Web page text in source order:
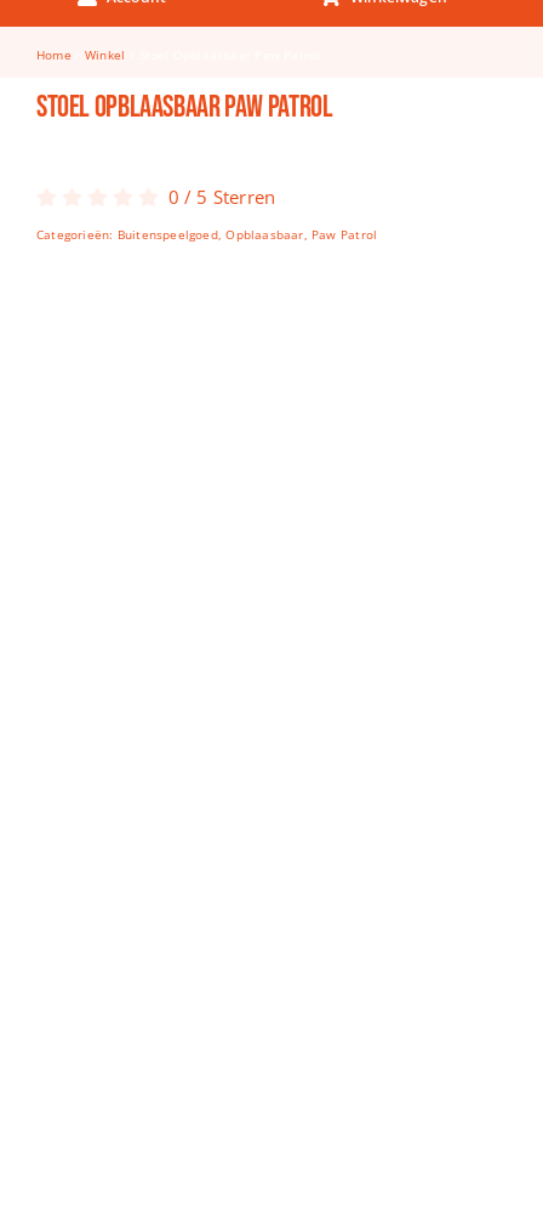
Keuken & Tafelen
Kinderfietsen
Knutselen
Spellen
Home Winkel
Stoel Opblaasbaar Paw Patrol
0 / 5 Sterren
Categorieën: Buitenspeelgoed,Opblaasbaar, Paw Patrol